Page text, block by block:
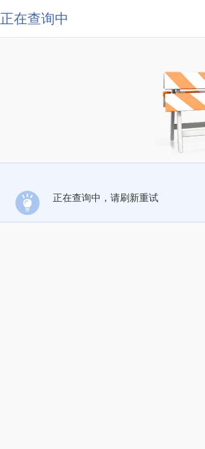
正在查询中
正在查询中，请刷新重试